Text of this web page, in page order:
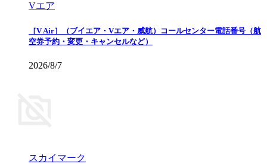
Vエア
［V Air］（ブイエア・Vエア・威航）コールセンター電話番号（航
空券予約・変更・キャンセルなど）
2026/8/7
スカイマーク